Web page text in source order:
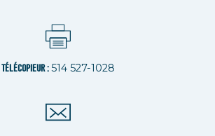
TÉLÉCOPIEUR :514 527-1028